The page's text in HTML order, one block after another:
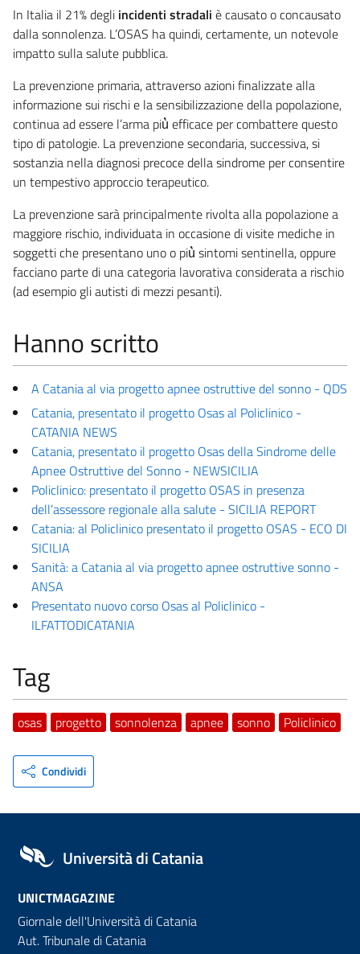
In Italia il 21% degli incidenti stradali è causato o concausato
dalla sonnolenza. L’OSAS ha quindi, certamente, un notevole
impatto sulla salute pubblica.
La prevenzione primaria, attraverso azioni finalizzate alla
informazione sui rischi e la sensibilizzazione della popolazione,
continua ad essere l’arma più̀ efficace per combattere questo
tipo di patologie. La prevenzione secondaria, successiva, si
sostanzia nella diagnosi precoce della sindrome per consentire
un tempestivo approccio terapeutico.
La prevenzione sarà principalmente rivolta alla popolazione a
maggiore rischio, individuata in occasione di visite mediche in
soggetti che presentano uno o più̀ sintomi sentinella, oppure
facciano parte di una categoria lavorativa considerata a rischio
(ad esempio gli autisti di mezzi pesanti).
Hanno scritto
A Catania al via progetto apnee ostruttive del sonno - QDS
Catania, presentato il progetto Osas al Policlinico -
CATANIA NEWS
Catania, presentato il progetto Osas della Sindrome delle
Apnee Ostruttive del Sonno - NEWSICILIA
Policlinico: presentato il progetto OSAS in presenza
dell’assessore regionale alla salute - SICILIA REPORT
Catania: al Policlinico presentato il progetto OSAS - ECO DI
SICILIA
Sanità: a Catania al via progetto apnee ostruttive sonno -
ANSA
Presentato nuovo corso Osas al Policlinico -
ILFATTODICATANIA
Tag
osas progetto sonnolenza apnee sonno Policlinico
Condividi
Università di Catania
UNICTMAGAZINE
Giornale dell'Università di Catania
Aut. Tribunale di Catania